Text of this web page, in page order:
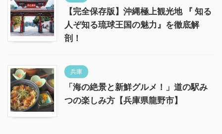
【完全保存版】沖縄極上観光地 『 知る
人ぞ知る琉球王国の魅力』を徹底解
剖！
兵庫
「海の絶景と新鮮グルメ！」道の駅み
つの楽しみ方【兵庫県龍野市】